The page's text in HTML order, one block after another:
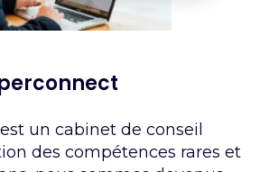
un cabinet de conseil
des compétences rares et